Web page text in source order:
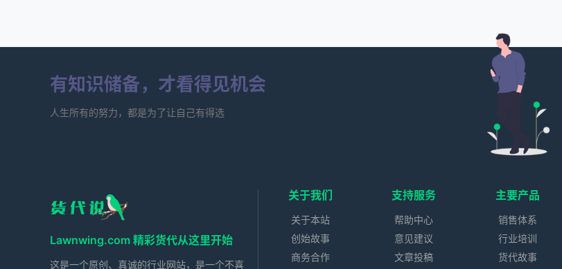
有知识储备，才看得见机会
人生所有的努力，都是为了让自己有得选
Lawnwing.com 精彩货代从这里开始
这是一个原创、真诚的行业网站，是一个不喜
关于我们
关于本站
创始故事
商务合作
支持服务
帮助中心
意见建议
文章投稿
主要产品
销售体系
行业培训
货代故事